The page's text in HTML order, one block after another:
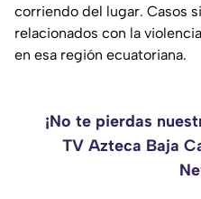
corriendo del lugar. Casos
relacionados con la
en esa región ecuatoriana.
¡No te pierdas
TV Azteca Baja